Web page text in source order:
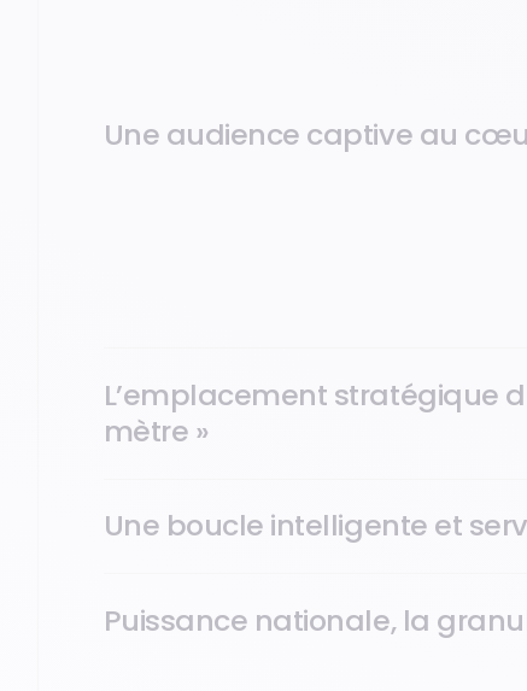
Une audience captive au
L’emplacement stratégique
mètre »
Une boucle intelligente et
Puissance nationale, la